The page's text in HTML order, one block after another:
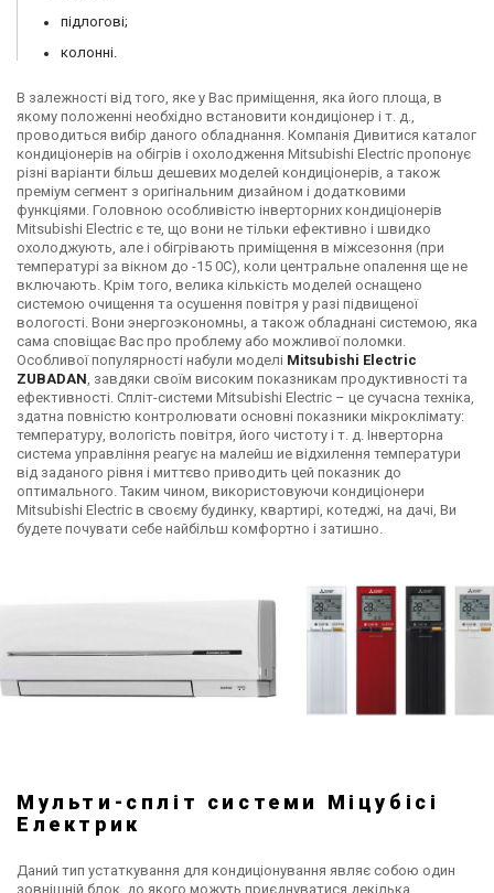
підлогові;
колонні.
В залежності від того, яке у Вас приміщення, яка його площа, в
якому положенні необхідно встановити кондиціонер і т. д.,
проводиться вибір даного обладнання. Компанія Дивитися каталог
кондиціонерів на обігрів і охолодження Mitsubishi Electric пропонує
різні варіанти більш дешевих моделей кондиціонерів, а також
преміум сегмент з оригінальним дизайном і додатковими
функціями. Головною особливістю інверторних кондиціонерів
Mitsubishi Electric є те, що вони не тільки ефективно і швидко
охолоджують, але і обігрівають приміщення в міжсезоння (при
температурі за вікном до -15 0С), коли центральне опалення ще не
включають. Крім того, велика кількість моделей оснащено
системою очищення та осушення повітря у разі підвищеної
вологості. Вони энергоэкономны, а також обладнані системою, яка
сама сповіщає Вас про проблему або можливої поломки.
Особливої популярності набули моделі Mitsubishi Electric
ZUBADAN, завдяки своїм високим показникам продуктивності та
ефективності. Спліт-системи Mitsubishi Electric – це сучасна техніка,
здатна повністю контролювати основні показники мікроклімату:
температуру, вологість повітря, його чистоту і т. д. Інверторна
система управління реагує на малейш ие відхилення температури
від заданого рівня і миттєво приводить цей показник до
оптимального. Таким чином, використовуючи кондиціонери
Mitsubishi Electric в своєму будинку, квартирі, котеджі, на дачі, Ви
будете почувати себе найбільш комфортно і затишно.
Мульти-спліт системи Міцубісі
Електрик
Даний тип устаткування для кондиціонування являє собою один
зовнішній блок, до якого можуть приєднуватися декілька